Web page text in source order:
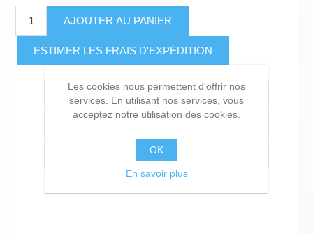
AJOUTER AU PANIER
ESTIMER LES FRAIS D'EXPÉDITION
Ajouter à la liste de souhait
Les cookies nous permettent d'offrir nos
services. En utilisant nos services, vous
acceptez notre utilisation des cookies.
OK
En savoir plus